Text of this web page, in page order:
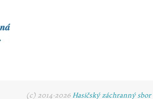
(c) 2014-2026 Hasičský záchranný